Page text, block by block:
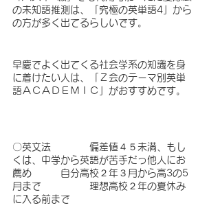
の未知語推測は、「究極の英単語4」から
の方が多く出てるらしいです。
早慶でよく出てくる社会学系の知識を身
に着けたい人は、「Ｚ会のテーマ別英単
語ＡＣＡＤＥＭＩＣ」がおすすめです。
〇英文法　　　　偏差値４５未満、もし
くは、中学から英語が苦手だっ他人にお
薦め　　　自分高校２年３月から高3の5
月まで　　　　　理想高校２年の夏休み
に入る前まで